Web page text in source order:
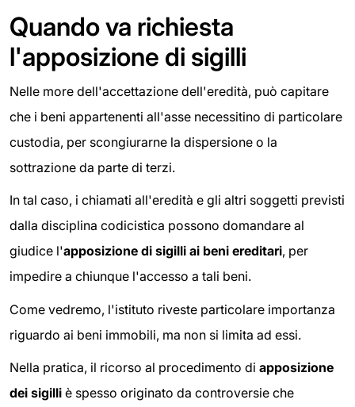
Quando va richiesta
l'apposizione di sigilli
Nelle more dell'accettazione dell'eredità, può capitare
che i beni appartenenti all'asse necessitino di particolare
custodia, per scongiurarne la dispersione o la
sottrazione da parte di terzi.
In tal caso, i chiamati all'eredità e gli altri soggetti previsti
dalla disciplina codicistica possono domandare al
giudice l'apposizione di sigilli ai beni ereditari, per
impedire a chiunque l'accesso a tali beni.
Come vedremo, l'istituto riveste particolare importanza
riguardo ai beni immobili, ma non si limita ad essi.
Nella pratica, il ricorso al procedimento di apposizione
dei sigilli è spesso originato da controversie che